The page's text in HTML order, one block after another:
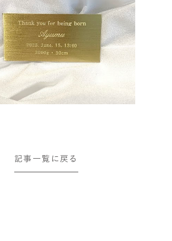
記事一覧に戻る